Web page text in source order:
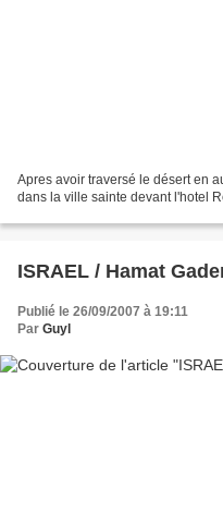
Apres avoir traversé le désert en
dans la ville sainte devant l'hotel
ISRAEL / Hamat
Publié le 26/09/2007 à 19:11
Par Guyl